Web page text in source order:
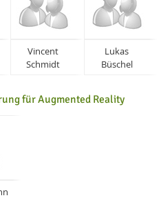
Vincent
Schmidt
Lukas
Büschel
für Augmented Reality